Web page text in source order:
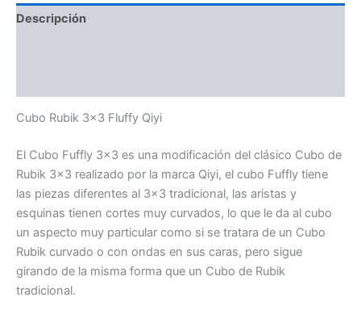
Descripción
Cubo Rubik 3×3 Fluffy Qiyi
El Cubo Fuffly 3×3 es una modificación del clásico Cubo de
Rubik 3×3 realizado por la marca Qiyi, el cubo Fuffly tiene
las piezas diferentes al 3×3 tradicional, las aristas y
esquinas tienen cortes muy curvados, lo que le da al cubo
un aspecto muy particular como si se tratara de un Cubo
Rubik curvado o con ondas en sus caras, pero sigue
girando de la misma forma que un Cubo de Rubik
tradicional.